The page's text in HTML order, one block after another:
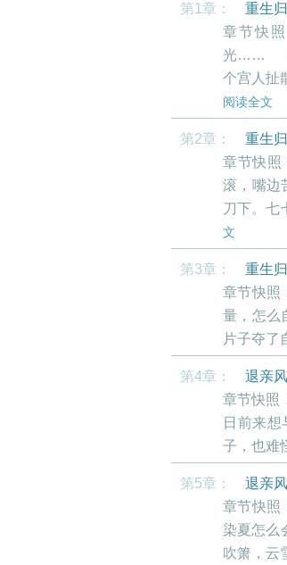
第1章：
重生
章节快
光…… 苏
个宫人扯
阅读全文
第2章：
重生
章节快照
滚，嘴边
刀下。七
文
第3章：
重生
章节快照
量，怎么
片子夺
第4章：
退亲
章节快照
日前来
子，也难
第5章：
退亲
章节快照
染夏怎么
吹箫，云